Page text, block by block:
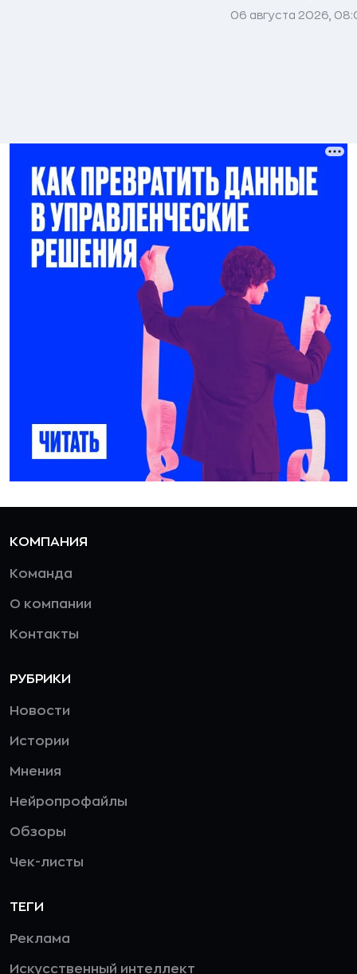
06 августа 2026,
КОМПАНИЯ
Команда
О компании
Контакты
РУБРИКИ
Новости
Истории
Мнения
Нейропрофайлы
Обзоры
Чек-листы
ТЕГИ
Реклама
Искусственный интеллект